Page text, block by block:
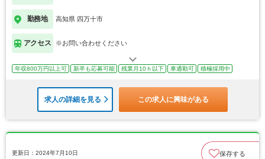
勤務地 高知県 四万十市
アクセス ※お問い合わせください
年収800万円以上可 新卒も応募可能 残業月10ｈ以下 車通勤可 積極採用中
求人の詳細を見る この求人に興味がある
更新日：2024年7月10日 保存する